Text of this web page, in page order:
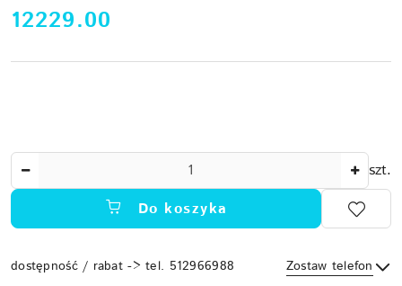
cena:
12229.00
szt.
Do koszyka
dostępność / rabat -> tel. 512966988 Zostaw telefon